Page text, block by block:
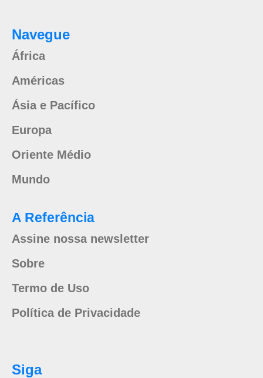
Navegue
África
Américas
Ásia e Pacífico
Europa
Oriente Médio
Mundo
A Referência
Assine nossa newsletter
Sobre
Termo de Uso
Política de Privacidade
Siga